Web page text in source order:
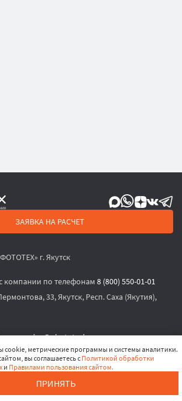
ЗАЯВКА НА РАСЧЕТ
г. Якутск
компании по телефонам 8 (800) 550-01-01
33, Якутск, Респ. Саха (Якутия),
почтеsales@phototech.ru
,Согласие на обработку
,Согласие на получение рекламных
cookie, метрические программы и системы аналитики.
вы соглашаетесь с Политикой обработки
и Правилами пользования сайтом.
ПРИНЯТЬ